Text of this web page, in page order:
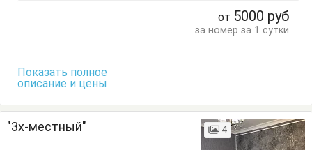
от 5000 руб
за номер за 1 сутки
Показать полное
описание и цены
"3х-местный" 4